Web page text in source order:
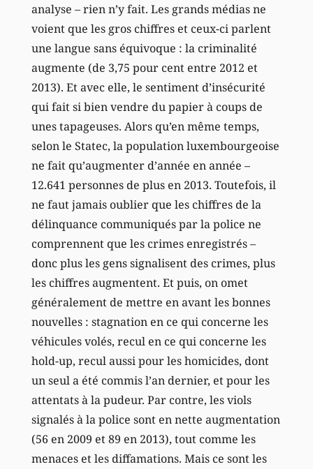
analyse – rien n’y fait. Les grands médias ne
voient que les gros chiffres et ceux-ci parlent
une langue sans équivoque : la criminalité
augmente (de 3,75 pour cent entre 2012 et
2013). Et avec elle, le sentiment d’insécurité
qui fait si bien vendre du papier à coups de
unes tapageuses. Alors qu’en même temps,
selon le Statec, la population luxembourgeoise
ne fait qu’augmenter d’année en année –
12.641 personnes de plus en 2013. Toutefois, il
ne faut jamais oublier que les chiffres de la
délinquance communiqués par la police ne
comprennent que les crimes enregistrés –
donc plus les gens signalisent des crimes, plus
les chiffres augmentent. Et puis, on omet
généralement de mettre en avant les bonnes
nouvelles : stagnation en ce qui concerne les
véhicules volés, recul en ce qui concerne les
hold-up, recul aussi pour les homicides, dont
un seul a été commis l’an dernier, et pour les
attentats à la pudeur. Par contre, les viols
signalés à la police sont en nette augmentation
(56 en 2009 et 89 en 2013), tout comme les
menaces et les diffamations. Mais ce sont les